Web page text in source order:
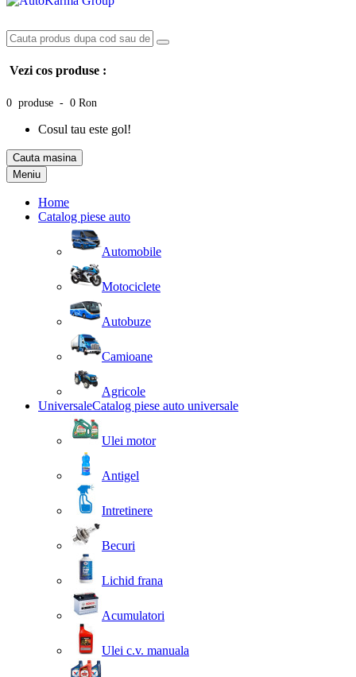
Vezi cos produse :
0 produse - 0 Ron
Cosul tau este gol!
Cauta masina
Meniu
Home
Catalog piese auto
Automobile
Motociclete
Autobuze
Camioane
Agricole
UniversaleCatalog piese auto universale
Ulei motor
Antigel
Intretinere
Becuri
Lichid frana
Acumulatori
Ulei c.v. manuala